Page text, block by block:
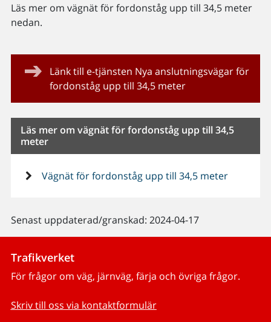
Läs mer om vägnät för fordonståg upp till 34,5 meter
nedan.
Länk till e-tjänsten Nya anslutningsvägar för
fordonståg upp till 34,5 meter
Läs mer om vägnät för fordonståg upp till 34,5
meter
Vägnät för fordonståg upp till 34,5 meter
Senast uppdaterad/granskad: 2024-04-17
Trafikverket
För frågor om väg, järnväg, färja och övriga frågor.
Skriv till oss via kontaktformulär